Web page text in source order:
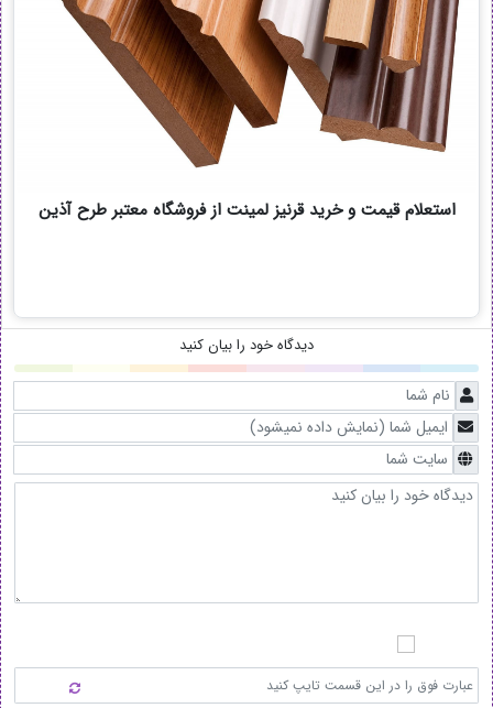
استعلام قیمت و خرید قرنیز لمینت از فروشگاه معتبر طرح آذین
دیدگاه خود را بیان کنید